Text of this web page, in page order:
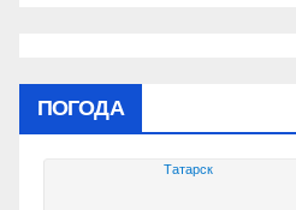
ПОГОДА
Татарск